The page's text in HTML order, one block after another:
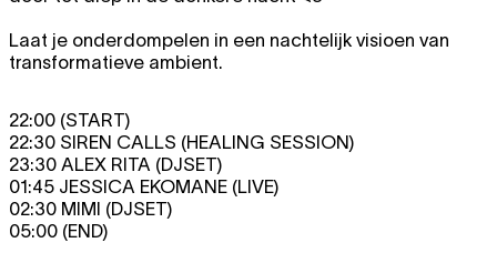
Laat je onderdompelen in een nachtelijk visioen van
transformatieve ambient.
22:00 (START)
22:30 SIREN CALLS (HEALING SESSION)
23:30 ALEX RITA (DJSET)
01:45 JESSICA EKOMANE (LIVE)
02:30 MIMI (DJSET)
05:00 (END)